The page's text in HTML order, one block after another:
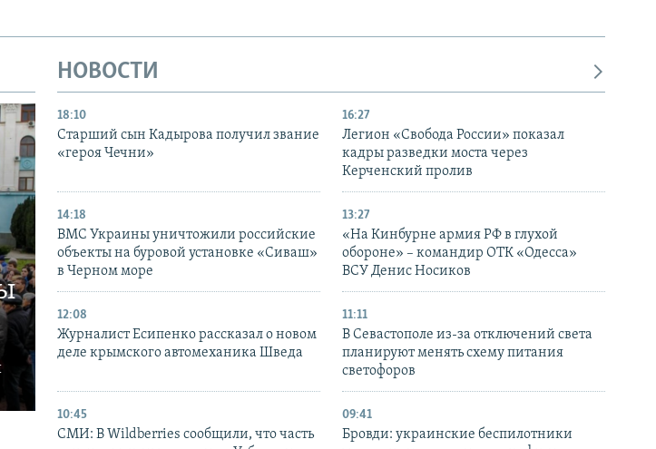
НОВОСТИ
18:10
Старший сын Кадырова получил звание
«героя Чечни»
16:27
Легион «Свобода России» показал
кадры разведки моста через
Керченский пролив
14:18
ВМС Украины уничтожили российские
объекты на буровой установке «Сиваш»
в Черном море
13:27
«На Кинбурне армия РФ в глухой
обороне» – командир ОТК «Одесса»
ВСУ Денис Носиков
12:08
Журналист Есипенко рассказал о новом
деле крымского автомеханика Шведа
11:11
В Севастополе из-за отключений света
планируют менять схему питания
светофоров
10:45
СМИ: В Wildberries сообщили, что часть
09:41
Бровди: украинские беспилотники